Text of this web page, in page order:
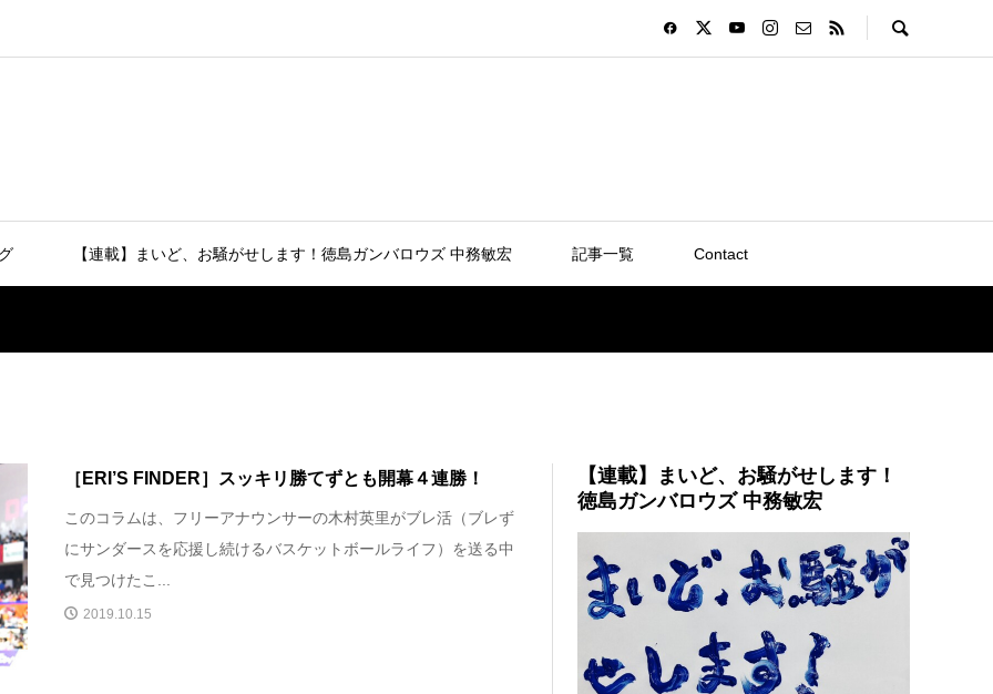
【連載】まいど、お騒がせします！徳島ガンバロウズ 中務敏宏 記事一覧 Contact
［ERI’S FINDER］スッキリ勝てずとも開幕４連勝！
このコラムは、フリーアナウンサーの木村英里がブレ活（ブレず
にサンダースを応援し続けるバスケットボールライフ）を送る中
で見つけたこ...
2019.10.15
【連載】まいど、お騒がせします！
徳島ガンバロウズ 中務敏宏